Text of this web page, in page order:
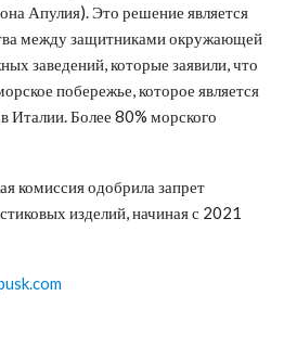
Апулия). Это решение является
между защитниками окружающей
заведений, которые заявили, что
побережье, которое является
Италии. Более 80% морского
комиссия одобрила запрет
изделий, начиная с 2021